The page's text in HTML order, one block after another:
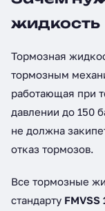
жидкость
Тормозная
тормозным
работающая при
давлении до 150
не должна
отказ тормозов.
Все тормозные
стандарту FMVSS